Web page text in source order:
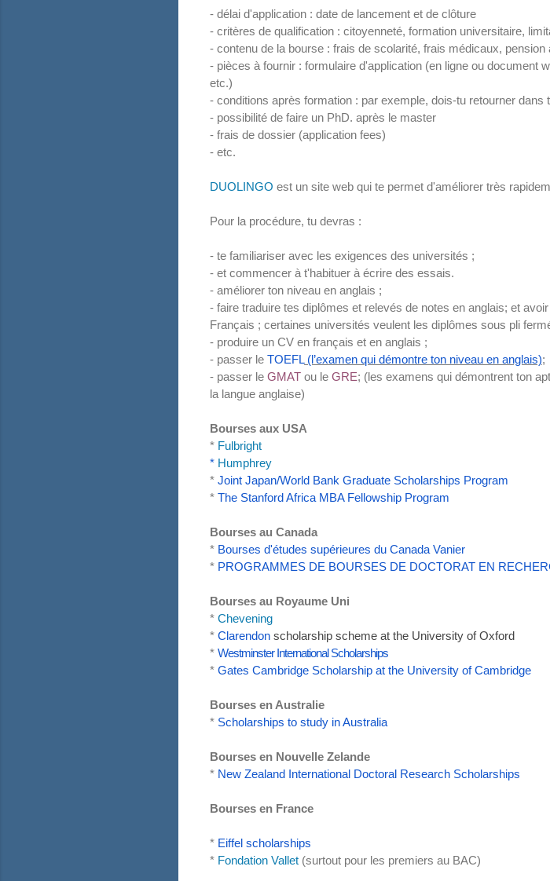
- délai d'application : date de lancement et de clôture
- critères de qualification : citoyenneté, formation universitaire,
- contenu de la bourse : frais de scolarité, frais médicaux,
- pièces à fournir : formulaire d'application (en ligne ou document
etc.)
- conditions après formation : par exemple, dois-tu retourner
- possibilité de faire un PhD. après le master
- frais de dossier (application fees)
- etc.
DUOLINGO est un site web qui te permet d'améliorer très
Pour la procédure, tu devras :
- te familiariser avec les exigences des universités ;
- et commencer à t'habituer à écrire des essais.
- améliorer ton niveau en anglais ;
- faire traduire tes diplômes et relevés de notes en anglais; et
Français ; certaines universités veulent les diplômes sous pli
- produire un CV en français et en anglais ;
- passer le TOEFL(l’examen qui démontre ton niveau en anglais);
- passer le GMAT ou le GRE; (les examens qui démontrent ton
la langue anglaise)
Bourses aux USA
* Fulbright
* Humphrey
* Joint Japan/World Bank Graduate Scholarships Program
* The Stanford Africa MBA Fellowship Program
Bourses au Canada
* Bourses d'études supérieures du Canada Vanier
* PROGRAMMES DE BOURSES DE DOCTORAT EN
Bourses au Royaume Uni
* Chevening
* Clarendon scholarship scheme at the University of Oxford
* Westminster International Scholarships
* Gates Cambridge Scholarship at the University of Cambridge
Bourses en Australie
* Scholarships to study in Australia
Bourses en Nouvelle Zelande
* New Zealand International Doctoral Research Scholarships
Bourses en France
* Eiffel scholarships
* Fondation Vallet (surtout pour les premiers au BAC)